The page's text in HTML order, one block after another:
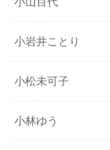
小岩井ことり
小松未可子
小林ゆう